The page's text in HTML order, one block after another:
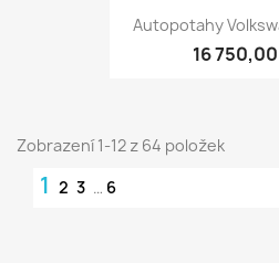
Autopotahy
16
Zobrazení 1-12 z 64 položek
1 2 3 … 6